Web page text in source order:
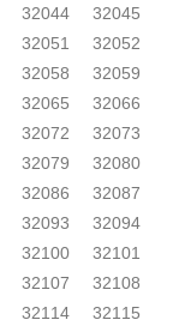
32044
32045
32051
32052
32058
32059
32065
32066
32072
32073
32079
32080
32086
32087
32093
32094
32100
32101
32107
32108
32114
32115